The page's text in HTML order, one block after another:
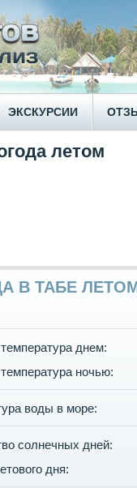
ЭКСКУРСИИ
летом
В ТАБЕ
днем:
ночью:
воды в море:
солнечных дней:
дня: